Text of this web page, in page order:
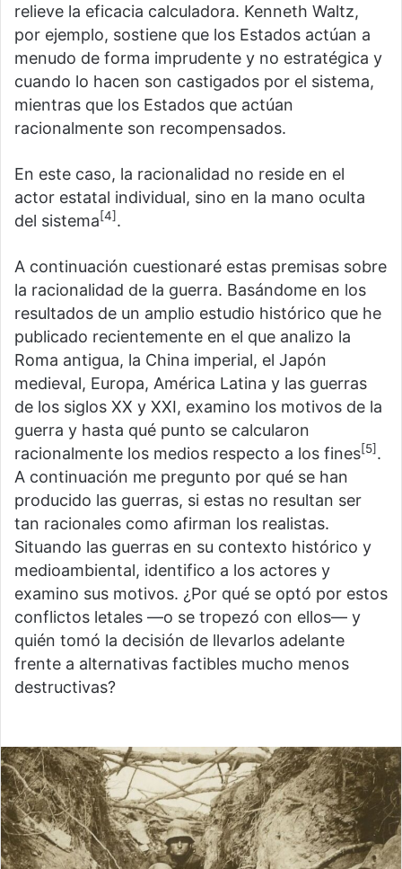
relieve la eficacia calculadora. Kenneth Waltz,
por ejemplo, sostiene que los Estados actúan a
menudo de forma imprudente y no estratégica y
cuando lo hacen son castigados por el sistema,
mientras que los Estados que actúan
racionalmente son recompensados.
En este caso, la racionalidad no reside en el
actor estatal individual, sino en la mano oculta
del sistema[4].
A continuación cuestionaré estas premisas sobre
la racionalidad de la guerra. Basándome en los
resultados de un amplio estudio histórico que he
publicado recientemente en el que analizo la
Roma antigua, la China imperial, el Japón
medieval, Europa, América Latina y las guerras
de los siglos XX y XXI, examino los motivos de la
guerra y hasta qué punto se calcularon
racionalmente los medios respecto a los fines[5].
A continuación me pregunto por qué se han
producido las guerras, si estas no resultan ser
tan racionales como afirman los realistas.
Situando las guerras en su contexto histórico y
medioambiental, identifico a los actores y
examino sus motivos. ¿Por qué se optó por estos
conflictos letales —o se tropezó con ellos— y
quién tomó la decisión de llevarlos adelante
frente a alternativas factibles mucho menos
destructivas?